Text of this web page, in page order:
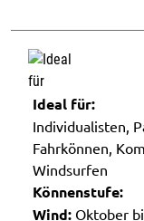
Ideal für:
Individualisten,
Fahrkönnen,
Windsurfen
Könnenstufe:
Wind: Oktober